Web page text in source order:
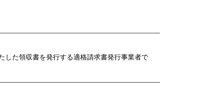
した領収書を発行する適格請求書発行事業者で